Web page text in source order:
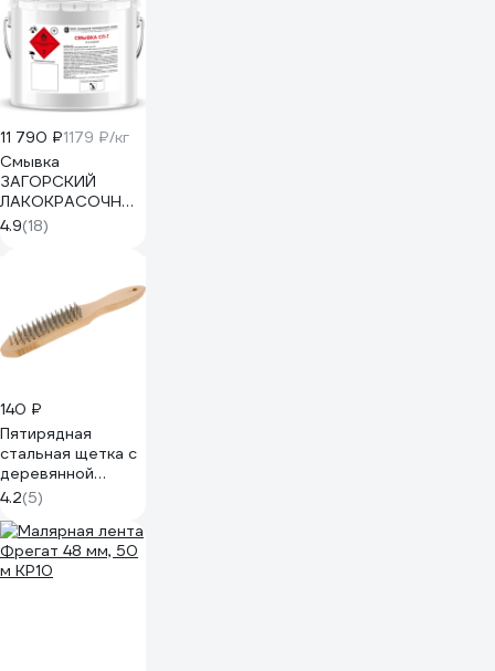
11 790 ₽1179 ₽/кг
Смывка
ЗАГОРСКИЙ
ЛАКОКРАСОЧНЫЙ
ЗАВОД СП-7 10 кг
ZLK04870
4.9(18)
140 ₽
Пятирядная
стальная щетка с
деревянной
ручкой Biber
70950
тов-076238
4.2(5)